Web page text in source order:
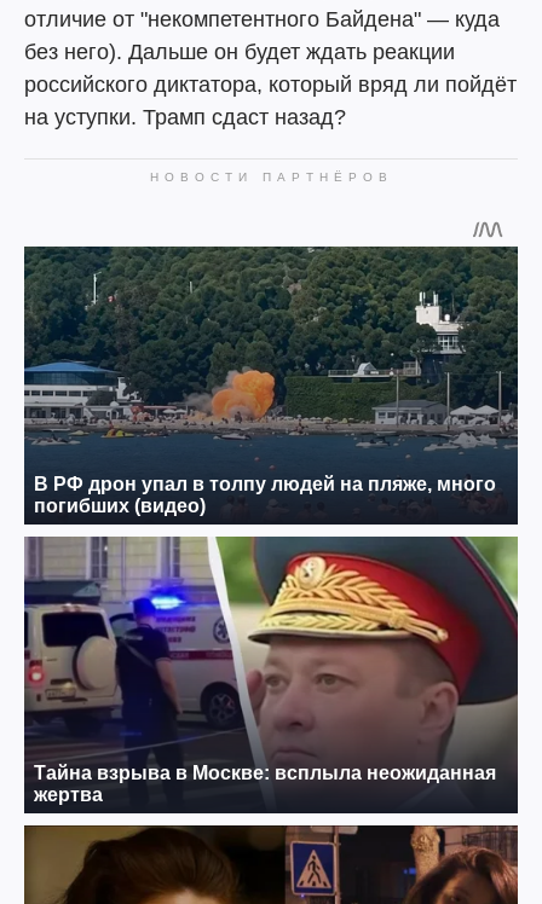
отличие от "некомпетентного Байдена" — куда
без него). Дальше он будет ждать реакции
российского диктатора, который вряд ли пойдёт
на уступки. Трамп сдаст назад?